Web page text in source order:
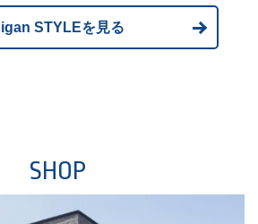
STYLEを見る
SHOP